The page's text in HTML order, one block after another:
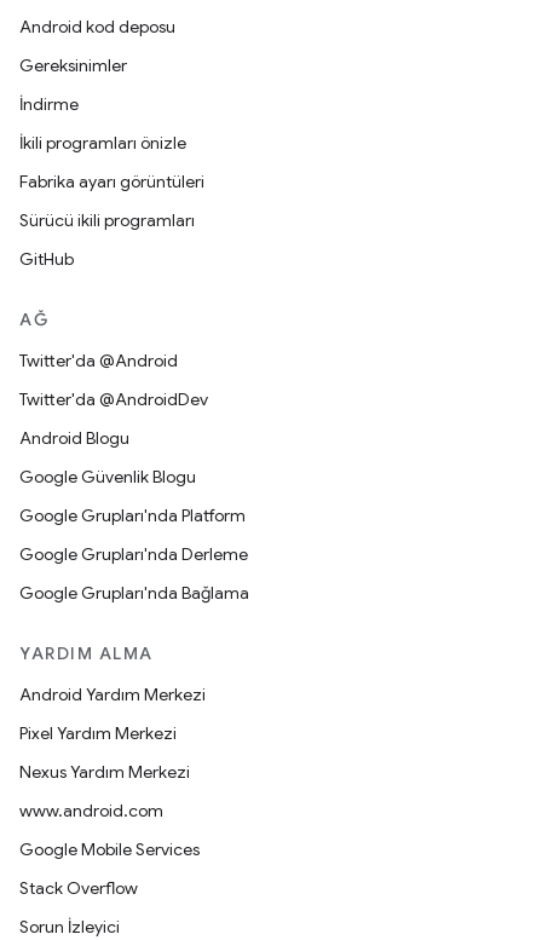
Android kod deposu
Gereksinimler
İndirme
İkili programları önizle
Fabrika ayarı görüntüleri
Sürücü ikili programları
GitHub
AĞ
Twitter'da @Android
Twitter'da @AndroidDev
Android Blogu
Google Güvenlik Blogu
Google Grupları'nda Platform
Google Grupları'nda Derleme
Google Grupları'nda Bağlama
YARDIM ALMA
Android Yardım Merkezi
Pixel Yardım Merkezi
Nexus Yardım Merkezi
www.android.com
Google Mobile Services
Stack Overflow
Sorun İzleyici